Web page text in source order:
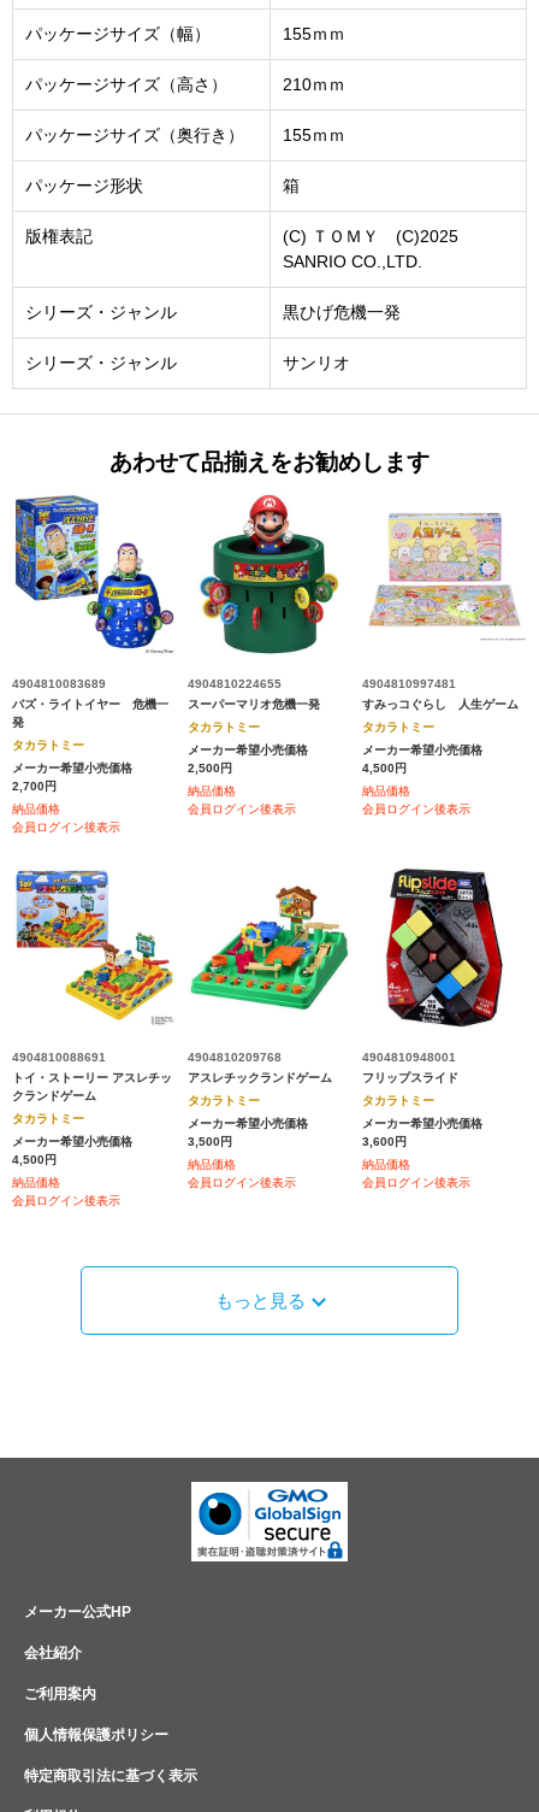
パッケージサイズ（幅） 155ｍｍ
パッケージサイズ（高さ） 210ｍｍ
パッケージサイズ（奥行き） 155ｍｍ
パッケージ形状 箱
版権表記
(C) ＴＯＭＹ (C)2025
SANRIO CO.,LTD.
シリーズ・ジャンル 黒ひげ危機一発
シリーズ・ジャンル サンリオ
あわせて品揃えをお勧めします
4904810083689
バズ・ライトイヤー 危機一
発
タカラトミー
メーカー希望小売価格
2,700円
納品価格
会員ログイン後表示
4904810224655
スーパーマリオ危機一発
タカラトミー
メーカー希望小売価格
2,500円
納品価格
会員ログイン後表示
4904810997481
すみっコぐらし 人生ゲーム
タカラトミー
メーカー希望小売価格
4,500円
納品価格
会員ログイン後表示
4904810088691
トイ・ストーリー アスレチッ
クランドゲーム
タカラトミー
メーカー希望小売価格
4,500円
納品価格
会員ログイン後表示
4904810209768
アスレチックランドゲーム
タカラトミー
メーカー希望小売価格
3,500円
納品価格
会員ログイン後表示
4904810948001
フリップスライド
タカラトミー
メーカー希望小売価格
3,600円
納品価格
会員ログイン後表示
もっと見る
メーカー公式HP
会社紹介
ご利用案内
個人情報保護ポリシー
特定商取引法に基づく表示